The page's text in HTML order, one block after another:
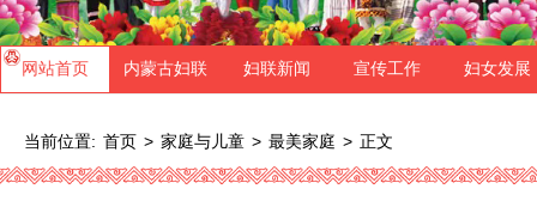
网站首页 内蒙古妇联 妇联新闻 宣传工作 妇女发展
当前位置: 首页 > 家庭与儿童 > 最美家庭 > 正文